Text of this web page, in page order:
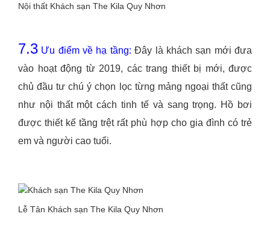
Nội thất Khách sạn The Kila Quy Nhơn
7.3 Ưu điểm về hạ tầng: Đây là khách sạn mới đưa
vào hoạt động từ 2019, các trang thiết bị mới, được
chủ đầu tư chú ý chọn lọc từng mảng ngoại thất cũng
như nội thất một cách tinh tế và sang trọng. Hồ bơi
được thiết kế tầng trệt rất phù hợp cho gia đình có trẻ
em và người cao tuổi.
Lễ Tân Khách sạn The Kila Quy Nhơn